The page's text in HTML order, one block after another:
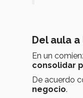
Del aula
En un
consolidar
De acuerdo
negocio.